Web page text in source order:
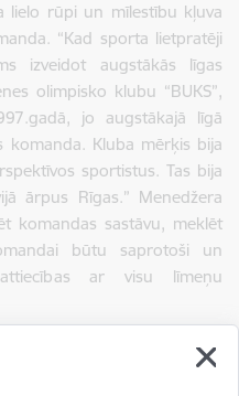
lielo rūpi un mīlestību kļuva
“Kad sporta lietpratēji
izveidot augstākās līgas
olimpisko klubu “BUKS”,
jo augstākajā līgā
komanda. Kluba mērķis bija
sportistus. Tas bija
ārpus Rīgas.” Menedžera
komandas sastāvu, meklēt
būtu saprotoši un
ar visu līmeņu
ASK” (sākumā ar